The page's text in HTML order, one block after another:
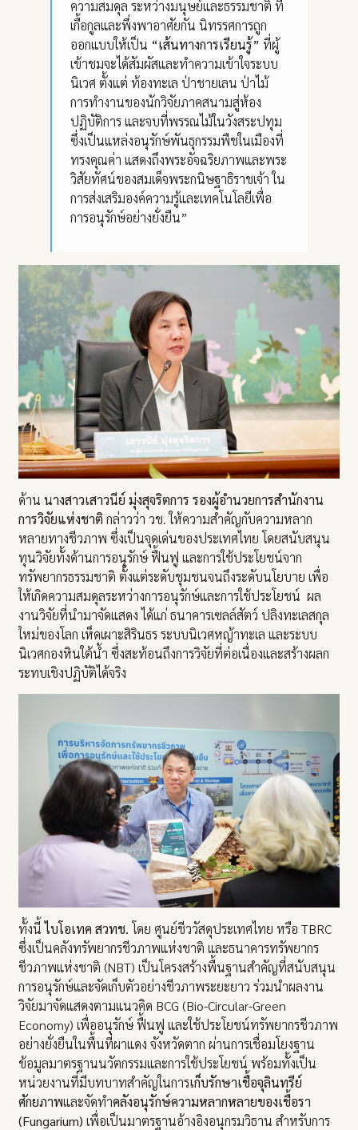
ความสมดุล ระหว่างมนุษย์และธรรมชาติ ที่
เกื้อกูลและพึ่งพาอาศัยกัน นิทรรศการถูก
ออกแบบให้เป็น “เส้นทางการเรียนรู้” ที่ผู้
เข้าชมจะได้สัมผัสและทำความเข้าใจระบบ
นิเวศ ตั้งแต่ ท้องทะเล ป่าชายเลน ป่าไม้
การทำงานของนักวิจัยภาคสนามสู่ห้อง
ปฏิบัติการ และจบที่พรรณไม้ในวังสระปทุม
ซึ่งเป็นแหล่งอนุรักษ์พันธุกรรมพืชในเมืองที่
ทรงคุณค่า แสดงถึงพระอัจฉริยภาพและพระ
วิสัยทัศน์ของสมเด็จพระกนิษฐาธิราชเจ้า ใน
การส่งเสริมองค์ความรู้และเทคโนโลยีเพื่อ
การอนุรักษ์อย่างยั่งยืน”
ด้านนางสาวเสาวนีย์ มุ่งสุจริตการ รองผู้อำนวยการสำนักงาน
การวิจัยแห่งชาติกล่าวว่า วช. ให้ความสำคัญกับความหลาก
หลายทางชีวภาพ ซึ่งเป็นจุดเด่นของประเทศไทย โดยสนับสนุน
ทุนวิจัยทั้งด้านการอนุรักษ์ ฟื้นฟู และการใช้ประโยชน์จาก
ทรัพยากรธรรมชาติ ตั้งแต่ระดับชุมชนจนถึงระดับนโยบาย เพื่อ
ให้เกิดความสมดุลระหว่างการอนุรักษ์และการใช้ประโยชน์ ผล
งานวิจัยที่นำมาจัดแสดง ได้แก่ ธนาคารเซลล์สัตว์ ปลิงทะเลสกุล
ใหม่ของโลก เห็ดเผาะสิรินธร ระบบนิเวศหญ้าทะเล และระบบ
นิเวศกองหินใต้น้ำ ซึ่งสะท้อนถึงการวิจัยที่ต่อเนื่องและสร้างผลก
ระทบเชิงปฏิบัติได้จริง
ทั้งนี้ไบโอเทค สวทช.โดย ศูนย์ชีววัสดุประเทศไทย หรือ TBRC
ซึ่งเป็นคลังทรัพยากรชีวภาพแห่งชาติ และธนาคารทรัพยากร
ชีวภาพแห่งชาติ (NBT) เป็นโครงสร้างพื้นฐานสำคัญที่สนับสนุน
การอนุรักษ์และจัดเก็บตัวอย่างชีวภาพระยะยาว ร่วมนำผลงาน
วิจัยมาจัดแสดงตามแนวคิด BCG (Bio-Circular-Green
Economy) เพื่ออนุรักษ์ ฟื้นฟู และใช้ประโยชน์ทรัพยากรชีวภาพ
อย่างยั่งยืนในพื้นที่ผาแดง จังหวัดตาก ผ่านการเชื่อมโยงฐาน
ข้อมูลมาตรฐานนวัตกรรมและการใช้ประโยชน์ พร้อมทั้งเป็น
หน่วยงานที่มีบทบาทสำคัญในการเก็บรักษาเชื้อจุลินทรีย์
ศักยภาพและจัดทำคลังอนุรักษ์ความหลากหลายของเชื้อรา
(Fungarium) เพื่อเป็นมาตรฐานอ้างอิงอนุกรมวิธาน สำหรับการ